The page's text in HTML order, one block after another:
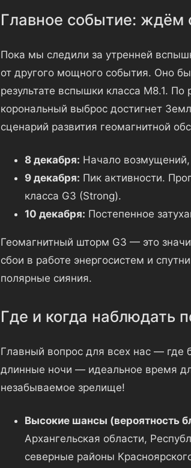
Главное событие: ждём
Пока мы следили за утренней
от другого мощного события. Оно
результате вспышки класса M8.1.
корональный выброс достигнет
сценарий развития геомагнитной
8 декабря: Начало
9 декабря: Пик активности.
класса G3 (Strong).
10 декабря: Постепенное
Геомагнитный шторм G3 — это
сбои в работе энергосистем и
полярные сияния.
Где и когда наблюдать
Главный вопрос для всех нас — где
длинные ночи — идеальное время
незабываемое зрелище!
Высокие шансы (вероятность
Архангельская области,
северные районы